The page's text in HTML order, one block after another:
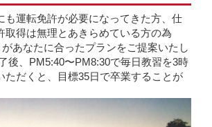
も運転免許が必要になってきた方、仕
取得は無理とあきらめている方の為
あなたに合ったプランをご提案いたし
後、PM5:40〜PM8:30で毎日教習を3時
ただくと、目標35日で卒業することが